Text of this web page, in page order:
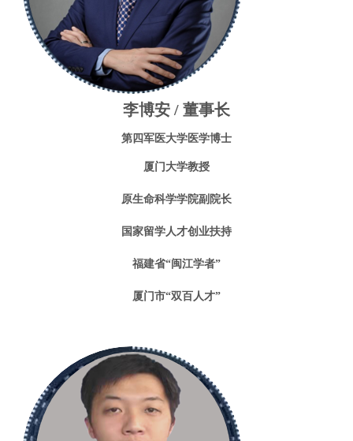
李博安 / 董事长
第四军医大学医学博士
厦门大学教授
原生命科学学院副院长
国家留学人才创业扶持
福建省“闽江学者”
厦门市“双百人才”